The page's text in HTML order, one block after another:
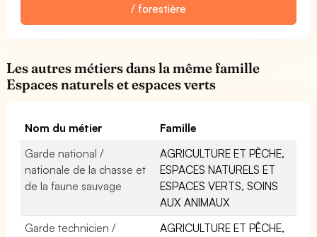
/ forestière
Les autres métiers dans la même famille
Espaces naturels et espaces verts
Nom du métier
Famille
Garde national /
nationale de la chasse et
de la faune sauvage
AGRICULTURE ET PÊCHE,
ESPACES NATURELS ET
ESPACES VERTS, SOINS
AUX ANIMAUX
Garde technicien /
AGRICULTURE ET PÊCHE,